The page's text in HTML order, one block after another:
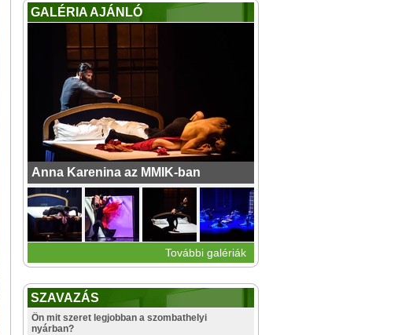
GALÉRIA AJÁNLÓ
Anna Karenina az MMIK-ban
További galériák
SZAVAZÁS
Ön mit szeret legjobban a szombathelyi
nyárban?